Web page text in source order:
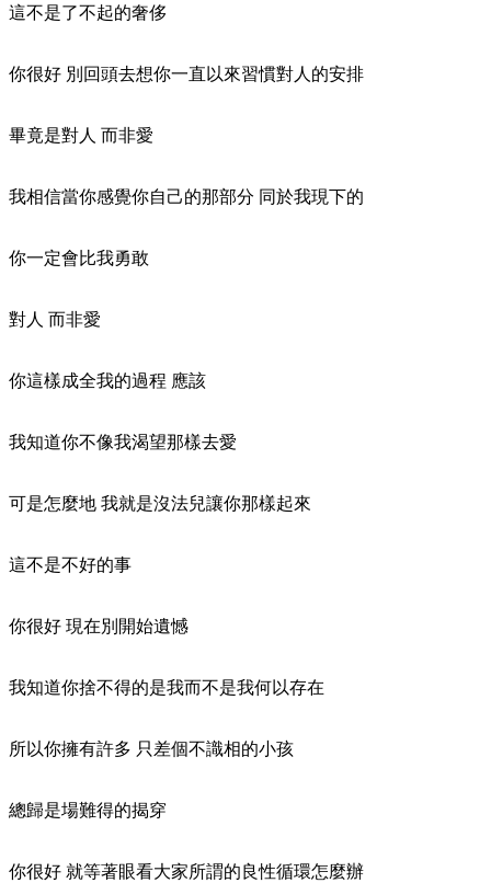
這不是了不起的奢侈
你很好 別回頭去想你一直以來習慣對人的安排
畢竟是對人 而非愛
我相信當你感覺你自己的那部分 同於我現下的
你一定會比我勇敢
對人 而非愛
你這樣成全我的過程 應該
我知道你不像我渴望那樣去愛
可是怎麼地 我就是沒法兒讓你那樣起來
這不是不好的事
你很好 現在別開始遺憾
我知道你捨不得的是我而不是我何以存在
所以你擁有許多 只差個不識相的小孩
總歸是場難得的揭穿
你很好 就等著眼看大家所謂的良性循環怎麼辦